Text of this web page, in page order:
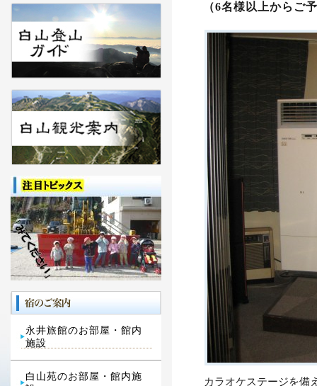
（6名様以上からご
カラオケステージを備
永井旅館のお部屋・館内
施設
白山苑のお部屋・館内施